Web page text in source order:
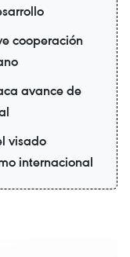
cooperación
avance de
visado
internacional